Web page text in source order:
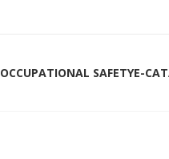
OCCUPATIONAL SAFETYE-